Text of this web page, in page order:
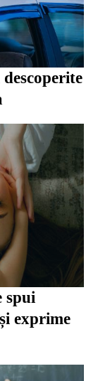
spui
exprime